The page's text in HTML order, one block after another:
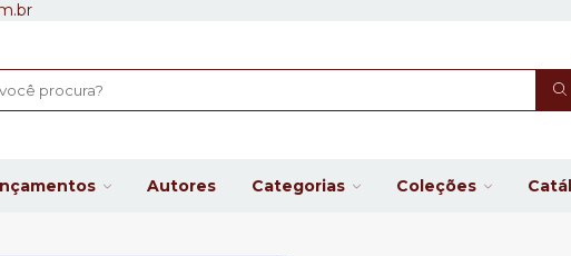
Autores Categorias Coleções